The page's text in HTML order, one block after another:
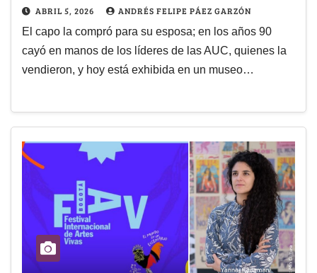
ABRIL 5, 2026 ANDRÉS FELIPE PÁEZ GARZÓN
El capo la compró para su esposa; en los años 90
cayó en manos de los líderes de las AUC, quienes la
vendieron, y hoy está exhibida en un museo…